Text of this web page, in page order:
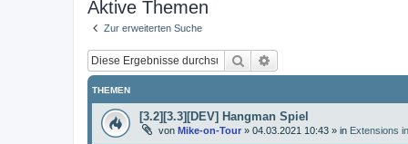
Aktive Themen
Zur erweiterten Suche
Suche
THEMEN
[3.2][3.3][DEV] Hangman Spiel
von Mike-on-Tour » 04.03.2021 10:43 » in Extensions